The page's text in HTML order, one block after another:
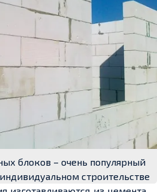
блоков – очень популярный
строительстве